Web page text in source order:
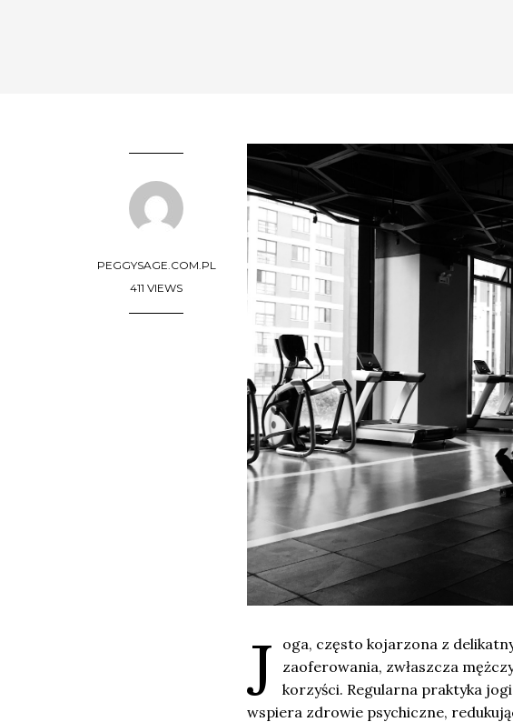
PEGGYSAGE.COM.PL
411 VIEWS
J
oga, często kojarzona z
zaoferowania, zwłaszcza
korzyści. Regularna praktyka
wspiera zdrowie psychiczne,